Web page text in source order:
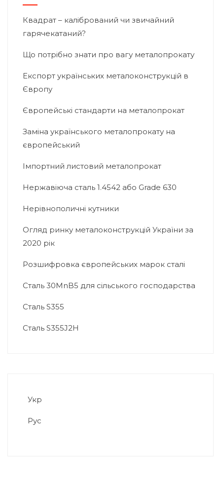
Квадрат – калібрований чи звичайний
гарячекатаний?
Що потрібно знати про вагу металопрокату
Експорт українських металоконструкцій в
Європу
Європейські стандарти на металопрокат
Заміна українського металопрокату на
європейський
Імпортний листовий металопрокат
Нержавіюча сталь 1.4542 або Grade 630
Нерівнополичні кутники
Огляд ринку металоконструкцій України за
2020 рік
Розшифровка європейських марок сталі
Сталь 30MnB5 для сільського господарства
Сталь S355
Сталь S355J2H
Укр
Рус